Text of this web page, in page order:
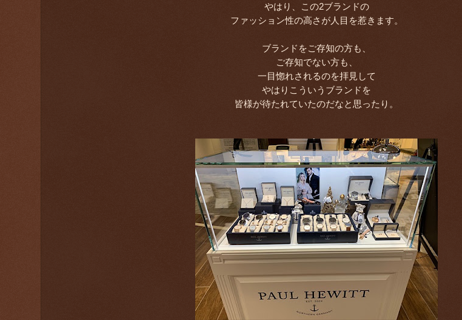
やはり、この2ブランドの
ファッション性の高さが人目を惹きます。
ブランドをご存知の方も、
ご存知でない方も、
一目惚れされるのを拝見して
やはりこういうブランドを
皆様が待たれていたのだなと思ったり。